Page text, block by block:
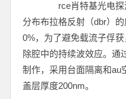
rce肖特基光电探测
分布布拉格反射（dbr）
0%，为了避免载流子俘
除腔中的持续波效应。通
制作，采用台面隔离和au
盖层厚度200nm。